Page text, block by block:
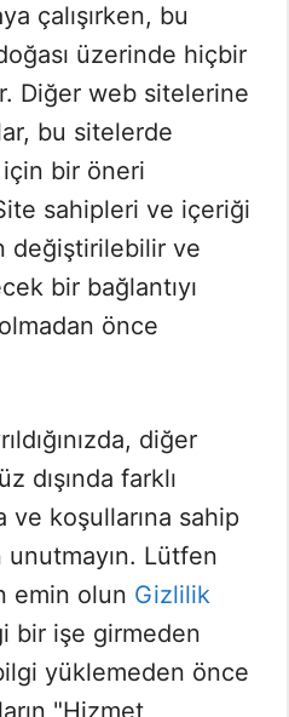
çalışırken, bu
üzerinde hiçbir
Diğer web sitelerine
bu sitelerde
bir öneri
sahipleri ve içeriği
değiştirilebilir ve
bir bağlantıyı
olmadan önce
diğer
dışında farklı
ve koşullarına sahip
Lütfen
emin olun Gizlilik
bir işe girmeden
yüklemeden önce
"Hizmet